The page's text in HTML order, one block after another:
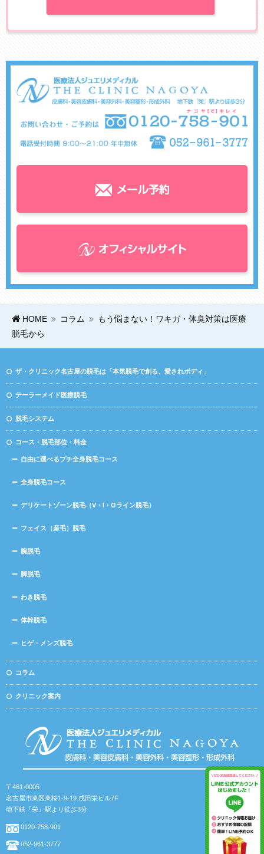
HOME コラム
もう悩まない！ワキガ・体臭対策は医療
脱毛から
ザ・クリニック名古屋の脱毛は「本気脱毛で創る、愛されボディ」
テーラーメイド医療脱毛
脱毛システム
コース・脱毛部位・料金
自由に選べるプチ全身脱毛コース
全身脱毛コース
デリケートゾーン脱毛（V・I・Oライン脱毛）
フェイス（産毛）脱毛
腕脱毛
脚脱毛
わき脱毛
体幹脱毛
ヒゲ・メンズ脱毛
コラム
クリニック案内
〒461-0005
名古屋市東区東桜1-9-19 成田栄ビル7F
地下鉄『栄』駅より徒歩3分
0120-758-901
052-961-3777